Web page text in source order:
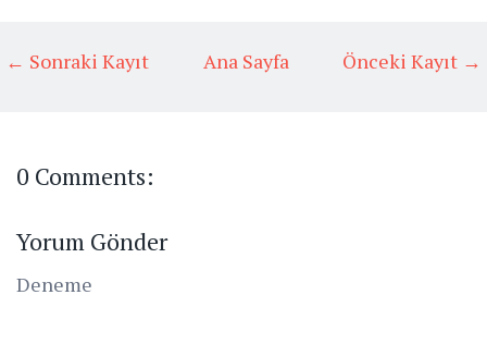
← Sonraki Kayıt Önceki Kayıt →
Ana Sayfa
0 Comments:
Yorum Gönder
Deneme